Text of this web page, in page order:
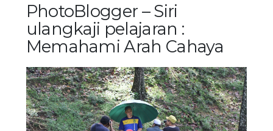
PhotoBlogger – Siri
ulangkaji pelajaran :
Memahami Arah Cahaya